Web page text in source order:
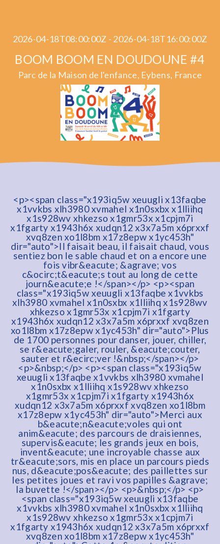
2026-04-18T08:00:00Z - 2026-04-18T16:00:00Z
BOOM BOOM EN DOUDOUNE #4
Parc de la Maison de l'enfance, Eybens, France
<p><span class="x193iq5w xeuugli x13faqbe
x1vvkbs xlh3980 xvmahel x1n0sxbx x1lliihq
x1s928wv xhkezso x1gmr53x x1cpjm7i
x1fgarty x1943h6x xudqn12 x3x7a5m x6prxxf
xvq8zen xo1l8bm x17z8epw x1yc453h"
dir="auto">Il faisait beau, il faisait chaud, vous
sentiez bon le sable chaud et on a encore une
fois vibr&eacute; &agrave; vos
c&ocirc;t&eacute;s tout au long de cette
journ&eacute;e !</span></p> <p><span
class="x193iq5w xeuugli x13faqbe x1vvkbs
xlh3980 xvmahel x1n0sxbx x1lliihq x1s928wv
xhkezso x1gmr53x x1cpjm7i x1fgarty
x1943h6x xudqn12 x3x7a5m x6prxxf xvq8zen
xo1l8bm x17z8epw x1yc453h" dir="auto">Plus
de 1700 personnes pour danser, jouer, chiller,
se r&eacute;galer, rouler, &eacute;couter,
sauter et r&ecirc;ver !&nbsp;</span></p>
<p>&nbsp;</p> <p><span class="x193iq5w
xeuugli x13faqbe x1vvkbs xlh3980 xvmahel
x1n0sxbx x1lliihq x1s928wv xhkezso
x1gmr53x x1cpjm7i x1fgarty x1943h6x
xudqn12 x3x7a5m x6prxxf xvq8zen xo1l8bm
x17z8epw x1yc453h" dir="auto">Merci aux
b&eacute;n&eacute;voles qui ont
anim&eacute; des parcours de draisiennes,
supervis&eacute; les grands jeux en bois,
invent&eacute; une incroyable chasse aux
tr&eacute;sors, mis en place un parcours pieds
nus, d&eacute;pos&eacute; des paillettes sur
les petites joues et ravi vos papilles &agrave;
la buvette !</span></p> <p>&nbsp;</p> <p>
<span class="x193iq5w xeuugli x13faqbe
x1vvkbs xlh3980 xvmahel x1n0sxbx x1lliihq
x1s928wv xhkezso x1gmr53x x1cpjm7i
x1fgarty x1943h6x xudqn12 x3x7a5m x6prxxf
xvq8zen xo1l8bm x17z8epw x1yc453h"